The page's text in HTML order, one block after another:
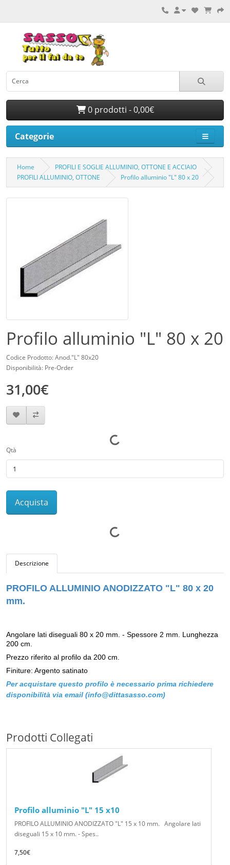
0 prodotti - 0,00€
Categorie
Home
PROFILI E SOGLIE ALLUMINIO, OTTONE E ACCIAIO
PROFILI ALLUMINIO, OTTONE
Profilo alluminio "L" 80 x 20
Profilo alluminio "L" 80 x 20
Codice Prodotto: Anod."L" 80x20
Disponibilità: Pre-Order
31,00€
Qtà
Acquista
Descrizione
PROFILO ALLUMINIO ANODIZZATO "L" 80 x 20
mm.
Angolare lati diseguali 80 x 20 mm. - Spessore 2 mm. Lunghezza
200 cm.
Prezzo riferito al profilo da 200 cm.
Finiture: Argento satinato
Per acquistare questo profilo è necessario prima richiedere
disponibilità via email (info@dittasasso.com)
Prodotti Collegati
Profilo alluminio "L" 15 x10
PROFILO ALLUMINIO ANODIZZATO "L" 15 x 10 mm. Angolare lati
diseguali 15 x 10 mm. - Spes..
7,50€